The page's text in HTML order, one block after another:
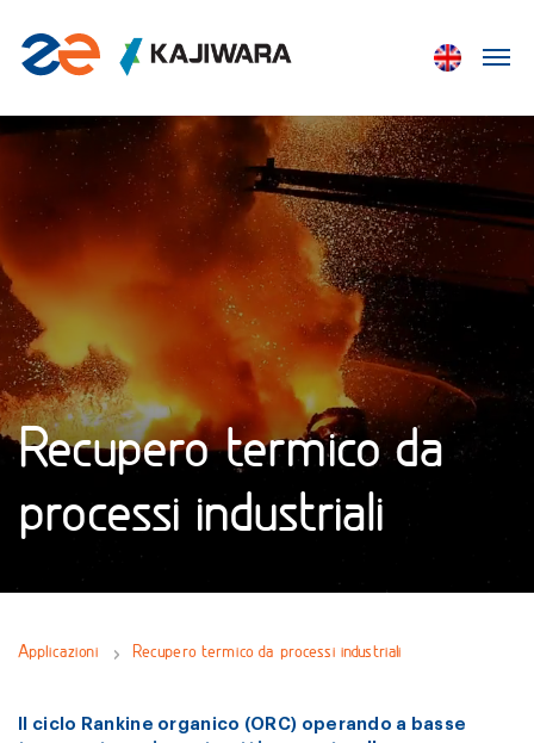
Recupero termico da
processi industriali
Applicazioni Recupero termico da processi industriali
Il ciclo Rankine organico (ORC) operando a basse